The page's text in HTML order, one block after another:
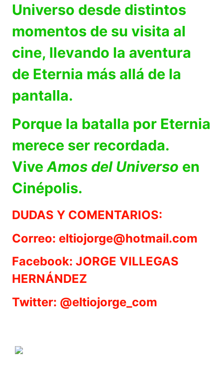
Universo desde distintos
momentos de su visita al
cine, llevando la aventura
de Eternia más allá de la
pantalla.
Porque la batalla por Eternia
merece ser recordada.
ViveAmos del Universo en
Cinépolis.
DUDAS Y COMENTARIOS:
Correo: eltiojorge@hotmail.com
Facebook: JORGE VILLEGAS
HERNÁNDEZ
Twitter: @eltiojorge_com